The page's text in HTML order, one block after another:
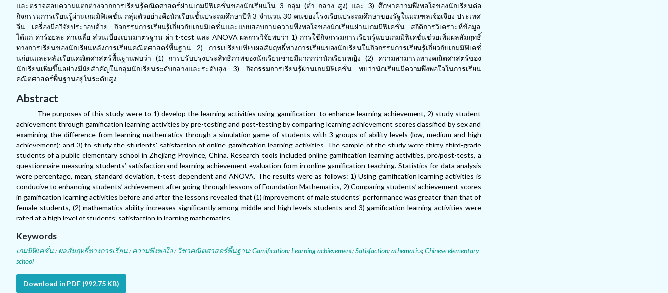
และตรวจสอบความแตกต่างจากการเรียนรู้คณิตศาสตร์ผ่านเกมมิฟิเคชั่นของนักเรียนใน 3 กลุ่ม (ต่ำ กลาง สูง) และ 3) ศึกษาความพึงพอใจของนักเรียนต่อ
กิจกรรมการเรียนรู้ผ่านเกมมิฟิเคชั่น กลุ่มตัวอย่างคือนักเรียนชั้นประถมศึกษาปีที่ 3 จำนวน 30 คนของโรงเรียนประถมศึกษาของรัฐในมณฑลเจ้อเจียง ประเทศ
จีน เครื่องมือวิจัยประกอบด้วย กิจกรรมการเรียนรู้เกี่ยวกับเกมมิเคชั่นและแบบสอบถามความพึงพอใจของนักเรียนผ่านเกมมิฟิเคชั่น สถิติการวิเคราะห์ข้อมูล
ได้แก่ ค่าร้อยละ ค่าเฉลี่ย ส่วนเบี่ยงเบนมาตรฐาน ค่าt-test และ ANOVA ผลการวิจัยพบว่า 1) การใช้กิจกรรมการเรียนรู้แบบเกมมิฟิเคชั่นช่วยเพิ่มผลสัมฤทธิ์
ทางการเรียนของนักเรียนหลังการเรียนคณิตศาสตร์พื้นฐาน 2) การเปรียบเทียบผลสัมฤทธิ์ทางการเรียนของนักเรียนในกิจกรรมการเรียนรู้เกี่ยวกับเกมมิฟิเคชั่
นก่อนและหลังเรียนคณิตศาสตร์พื้นฐานพบว่า (1) การปรับปรุงประสิทธิภาพของนักเรียนชายมีมากกว่านักเรียนหญิง (2) ความสามารถทางคณิตศาสตร์ของ
นักเรียนเพิ่มขึ้นอย่างมีนัยสำคัญในกลุ่มนักเรียนระดับกลางและระดับสูง 3) กิจกรรมการเรียนรู้ผ่านเกมมิฟิเคชั่น พบว่านักเรียนมีความพึงพอใจในการเรียน
คณิตศาสตร์พื้นฐานอยู่ในระดับสูง
Abstract
The purposes of this study were to 1) develop the learning activities using gamification to enhance learning achievement, 2) study student
achievement through gamification learning activities by pre-testing and post-testing by comparing learning achievement scores classified by sex and
examining the difference from learning mathematics through a simulation game of students with 3 groups of ability levels (low, medium and high
achievement); and 3) to study the students' satisfaction of online gamification learning activities. The sample of the study were thirty third-grade
students of a public elementary school in Zhejiang Province, China. Research tools included online gamification learning activities, pre/post-tests, a
questionnaire measuring students’ satisfaction and learning achievement evaluation form in online gamification teaching. Statistics for data analysis
were percentage, mean, standard deviation, t-test dependent and ANOVA. The results were as follows: 1) Using gamification learning activities is
conducive to enhancing students’ achievement after going through lessons of Foundation Mathematics, 2) Comparing students’ achievement scores
in gamification learning activities before and after the lessons revealed that (1) improvement of male students' performance was greater than that of
female students, (2) mathematics ability increases significantly among middle and high levels students and 3) gamification learning activities were
rated at a high level of students’ satisfaction in learning mathematics.
Keywords
เกมมิฟิเคชั่น; ผลสัมฤทธิ์ทางการเรียน; ความพึงพอใจ; วิชาคณิตศาสตร์พื้นฐาน;Gamification;Learning achievement;Satisfaction;athematics;Chinese elementary
school
Download in PDF (992.75 KB)